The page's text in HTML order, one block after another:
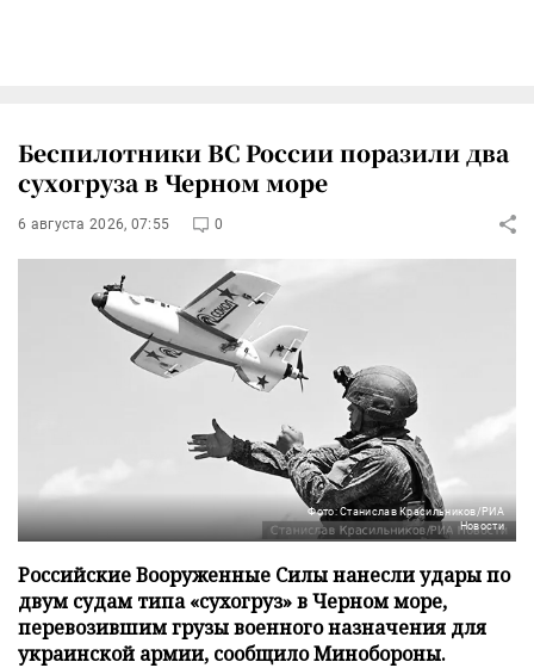
Беспилотники ВС России поразили два
сухогруза в Черном море
6 августа 2026, 07:55 0
Фото: Станислав Красильников/РИА
Новости
Российские Вооруженные Силы нанесли удары по
двум судам типа «сухогруз» в Черном море,
перевозившим грузы военного назначения для
украинской армии, сообщило Минобороны.